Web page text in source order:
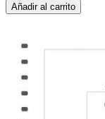
Añadir al carrito